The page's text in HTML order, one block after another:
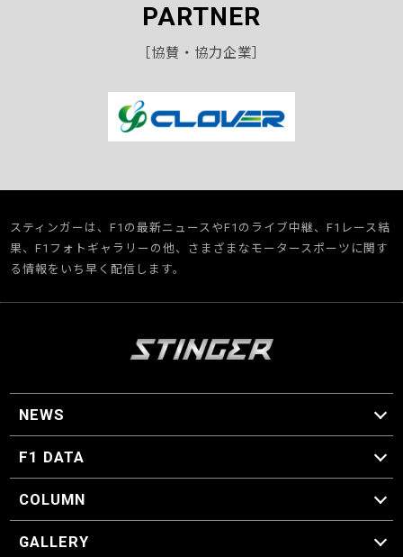
PARTNER
［協賛・協力企業］
スティンガーは、F1の最新ニュースやF1のライブ中継、F1レース結
果、F1フォトギャラリーの他、さまざまなモータースポーツに関す
る情報をいち早く配信します。
NEWS
F1 ニュース
F1 DATA
F1 日程
F1 データ
COLUMN
マイ・ワンダフル・サーキット
スクーデリア・一方通行
F1に燃え、ゴルフに泣く日々。
スティングくんの部屋
GALLERY